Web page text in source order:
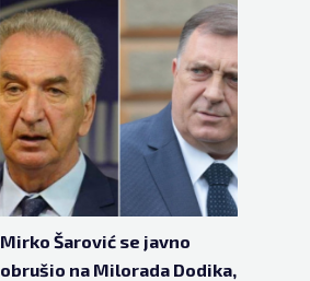
Mirko Šarović se javno
obrušio na Milorada Dodika,